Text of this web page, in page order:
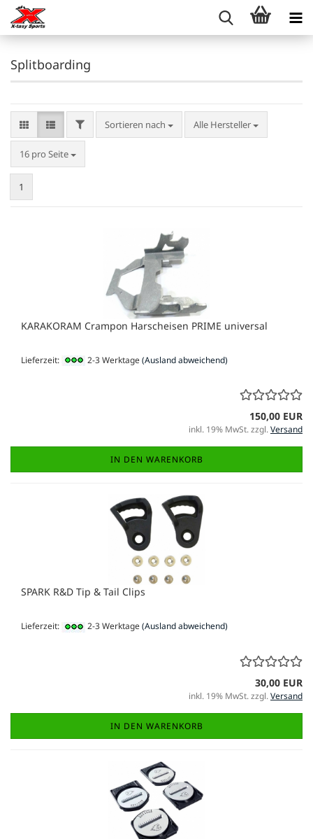
Splitboarding
FILTERSortieren nach
Sortieren nach Alle Hersteller
16 pro Seite
pro Seite
1
KARAKORAM Crampon Harscheisen PRIME universal
Lieferzeit: 2-3 Werktage(Ausland abweichend)
150,00 EUR
inkl. 19% MwSt. zzgl.Versand
IN DEN WARENKORB
SPARK R&D Tip & Tail Clips
Lieferzeit: 2-3 Werktage(Ausland abweichend)
30,00 EUR
inkl. 19% MwSt. zzgl.Versand
IN DEN WARENKORB